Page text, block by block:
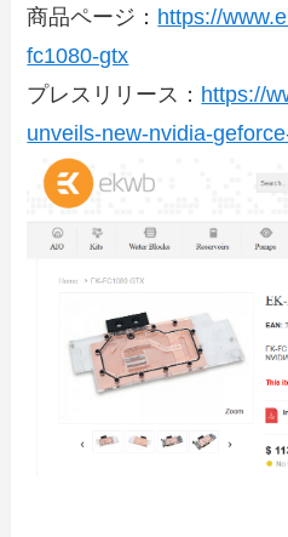
商品ページ： https://
fc1080-gtx
プレスリリース： https://
unveils-new-nvidia-